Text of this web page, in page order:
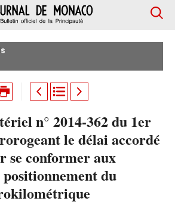
n° 2014-362 du 1er
le délai accordé
se conformer aux
du